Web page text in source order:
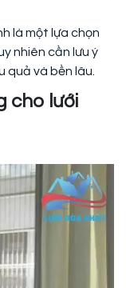
là một lựa chọn
nhiên cần lưu ý
quả và bền lâu.
cho lưới